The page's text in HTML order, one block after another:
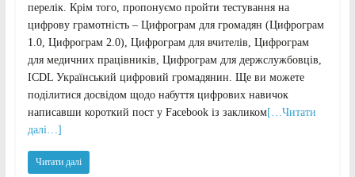
перелік. Крім того, пропонуємо пройти тестування на
цифрову грамотність – Цифрограм для громадян (Цифрограм
1.0, Цифрограм 2.0), Цифрограм для вчителів, Цифрограм
для медичних працівників, Цифрограм для держслужбовців,
ICDL Український цифровий громадянин. Ще ви можете
поділитися досвідом щодо набуття цифрових навичок
написавши короткий пост у Facebook із закликом[…Читати
далі…]
Читати далі